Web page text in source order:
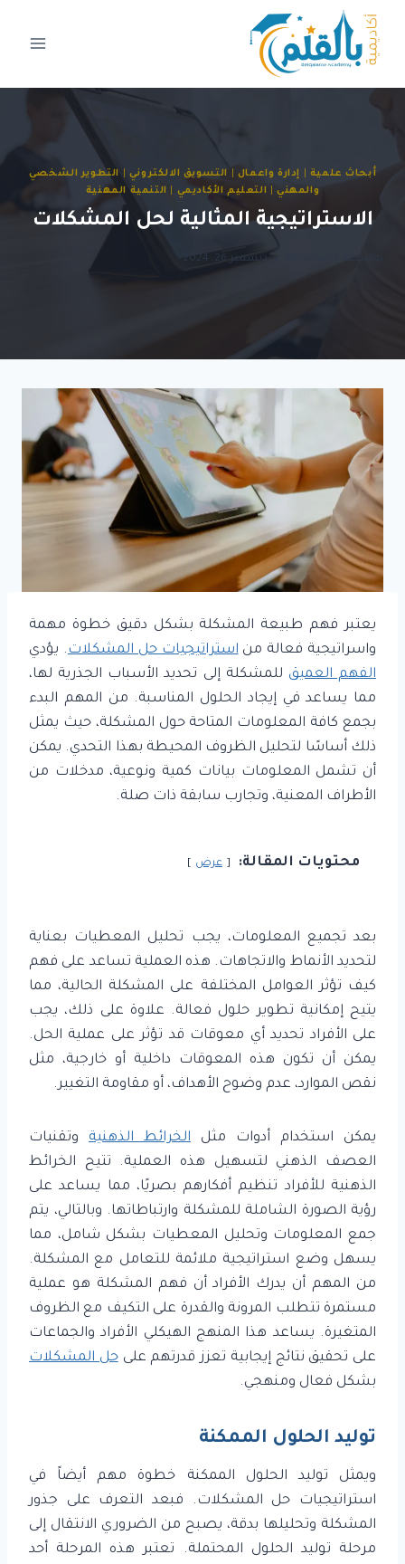
التجاوز
المحتوى
أبحاث علمية إدارة واعمال التسويق الالكتروني
التطوير الشخصي
والمهني
التعليم الأكاديمي التنمية المهنية
الاستراتيجية المثالية لحل المشكلات
ديسمبر 26, 2024
يعتبر فهم طبيعة المشكلة بشكل دقيق خطوة مهمة
واسراتيجية فعالة مناستراتيجيات حل المشكلات. يؤدي
الفهم العميقللمشكلة إلى تحديد الأسباب الجذرية لها،
مما يساعد في إيجاد الحلول المناسبة. من المهم البدء
بجمع كافة المعلومات المتاحة حول المشكلة، حيث يمثل
ذلك أساسًا لتحليل الظروف المحيطة بهذا التحدي. يمكن
أن تشمل المعلومات بيانات كمية ونوعية، مدخلات من
الأطراف المعنية، وتجارب سابقة ذات صلة.
محتويات المقالة: عرض
بعد تجميع المعلومات، يجب تحليل المعطيات بعناية
لتحديد الأنماط والاتجاهات. هذه العملية تساعد على فهم
كيف تؤثر العوامل المختلفة على المشكلة الحالية، مما
يتيح إمكانية تطوير حلول فعالة. علاوة على ذلك، يجب
على الأفراد تحديد أي معوقات قد تؤثر على عملية الحل.
يمكن أن تكون هذه المعوقات داخلية أو خارجية، مثل
نقص الموارد، عدم وضوح الأهداف، أو مقاومة التغيير.
يمكن استخدام أدوات مثل الخرائط الذهنية وتقنيات
العصف الذهني لتسهيل هذه العملية. تتيح الخرائط
الذهنية للأفراد تنظيم أفكارهم بصريًا، مما يساعد على
رؤية الصورة الشاملة للمشكلة وارتباطاتها. وبالتالي، يتم
جمع المعلومات وتحليل المعطيات بشكل شامل، مما
يسهل وضع استراتيجية ملائمة للتعامل مع المشكلة.
من المهم أن يدرك الأفراد أن فهم المشكلة هو عملية
مستمرة تتطلب المرونة والقدرة على التكيف مع الظروف
المتغيرة. يساعد هذا المنهج الهيكلي الأفراد والجماعات
على تحقيق نتائج إيجابية تعزز قدرتهم علىحل المشكلات
بشكل فعال ومنهجي.
توليد الحلول الممكنة
ويمثل توليد الحلول الممكنة خطوة مهم أيضاً في
استراتيجيات حل المشكلات. فبعد التعرف على جذور
المشكلة وتحليلها بدقة، يصبح من الضروري الانتقال إلى
مرحلة توليد الحلول المحتملة. تعتبر هذه المرحلة أحد